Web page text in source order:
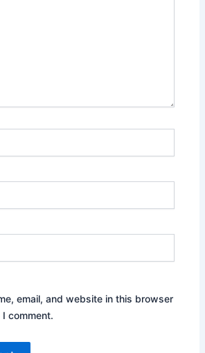
email, and website in this browser
comment.